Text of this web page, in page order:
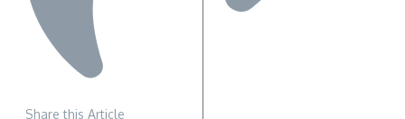
Share this Article